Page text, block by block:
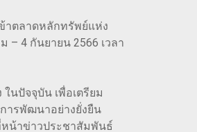
าตลาดหลักทรัพย์แห่ง
– 4 กันยายน 2566 เวลา
นปัจจุบัน เพื่อเตรียม
ารพัฒนาอย่างยั่งยืน
หน้าข่าวประชาสัมพันธ์